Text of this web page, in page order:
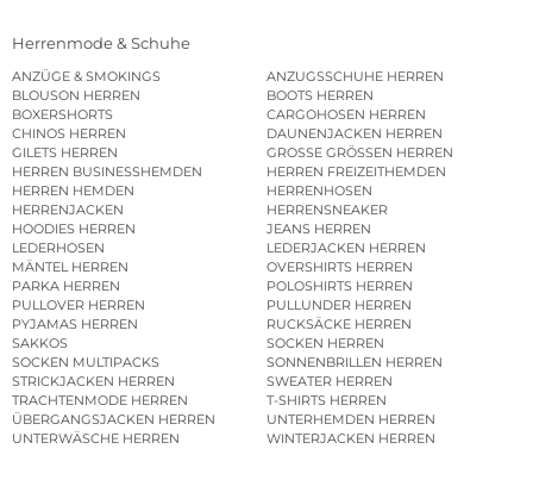
Herrenmode & Schuhe
ANZÜGE & SMOKINGS
ANZUGSSCHUHE HERREN
BLOUSON HERREN
BOOTS HERREN
BOXERSHORTS
CARGOHOSEN HERREN
CHINOS HERREN
DAUNENJACKEN HERREN
GILETS HERREN
GROSSE GRÖSSEN HERREN
HERREN BUSINESSHEMDEN
HERREN FREIZEITHEMDEN
HERREN HEMDEN
HERRENHOSEN
HERRENJACKEN
HERRENSNEAKER
HOODIES HERREN
JEANS HERREN
LEDERHOSEN
LEDERJACKEN HERREN
MÄNTEL HERREN
OVERSHIRTS HERREN
PARKA HERREN
POLOSHIRTS HERREN
PULLOVER HERREN
PULLUNDER HERREN
PYJAMAS HERREN
RUCKSÄCKE HERREN
SAKKOS
SOCKEN HERREN
SOCKEN MULTIPACKS
SONNENBRILLEN HERREN
STRICKJACKEN HERREN
SWEATER HERREN
TRACHTENMODE HERREN
T-SHIRTS HERREN
ÜBERGANGSJACKEN HERREN
UNTERHEMDEN HERREN
UNTERWÄSCHE HERREN
WINTERJACKEN HERREN